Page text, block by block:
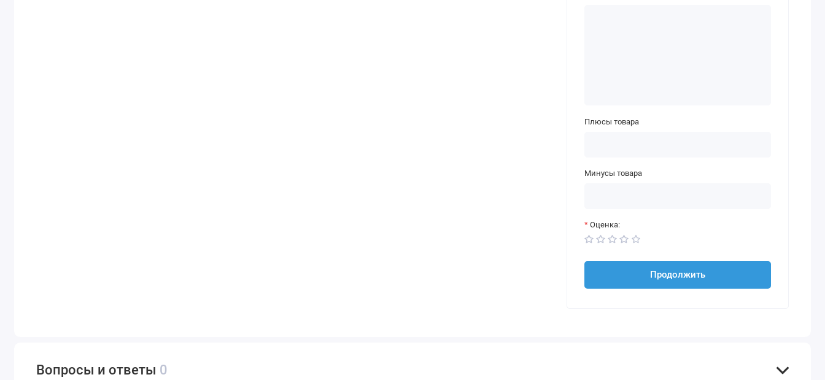
Плюсы товара
Минусы товара
Оценка:
Продолжить
Вопросы и ответы 0